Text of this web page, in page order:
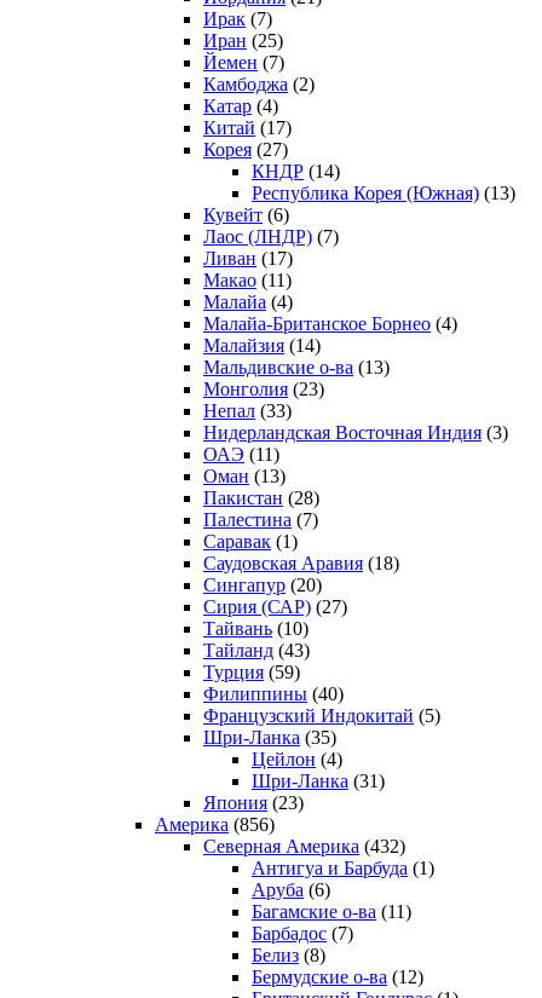
Ирак (7)
Иран (25)
Йемен (7)
Камбоджа (2)
Катар (4)
Китай (17)
Корея (27)
КНДР (14)
Республика Корея (Южная) (13)
Кувейт (6)
Лаос (ЛНДР) (7)
Ливан (17)
Макао (11)
Малайа (4)
Малайа-Британское Борнео (4)
Малайзия (14)
Мальдивские о-ва (13)
Монголия (23)
Непал (33)
Нидерландская Восточная Индия (3)
ОАЭ (11)
Оман (13)
Пакистан (28)
Палестина (7)
Саравак (1)
Саудовская Аравия (18)
Сингапур (20)
Сирия (САР) (27)
Тайвань (10)
Тайланд (43)
Турция (59)
Филиппины (40)
Французский Индокитай (5)
Шри-Ланка (35)
Цейлон (4)
Шри-Ланка (31)
Япония (23)
Америка (856)
Северная Америка (432)
Антигуа и Барбуда (1)
Аруба (6)
Багамские о-ва (11)
Барбадос (7)
Белиз (8)
Бермудские о-ва (12)